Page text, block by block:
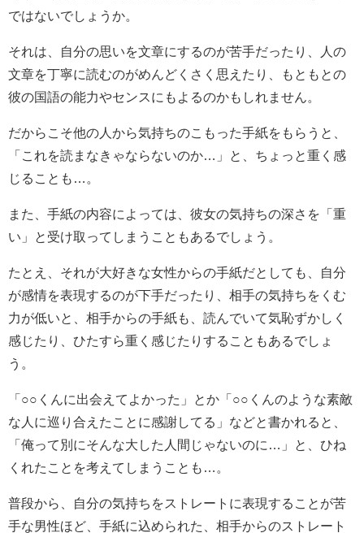
ではないでしょうか。
それは、自分の思いを文章にするのが苦手だったり、人の
文章を丁寧に読むのがめんどくさく思えたり、もともとの
彼の国語の能力やセンスにもよるのかもしれません。
だからこそ他の人から気持ちのこもった手紙をもらうと、
「これを読まなきゃならないのか…」と、ちょっと重く感
じることも…。
また、手紙の内容によっては、彼女の気持ちの深さを「重
い」と受け取ってしまうこともあるでしょう。
たとえ、それが大好きな女性からの手紙だとしても、自分
が感情を表現するのが下手だったり、相手の気持ちをくむ
力が低いと、相手からの手紙も、読んでいて気恥ずかしく
感じたり、ひたすら重く感じたりすることもあるでしょ
う。
「○○くんに出会えてよかった」とか「○○くんのような素敵
な人に巡り合えたことに感謝してる」などと書かれると、
「俺って別にそんな大した人間じゃないのに…」と、ひね
くれたことを考えてしまうことも…。
普段から、自分の気持ちをストレートに表現することが苦
手な男性ほど、手紙に込められた、相手からのストレート